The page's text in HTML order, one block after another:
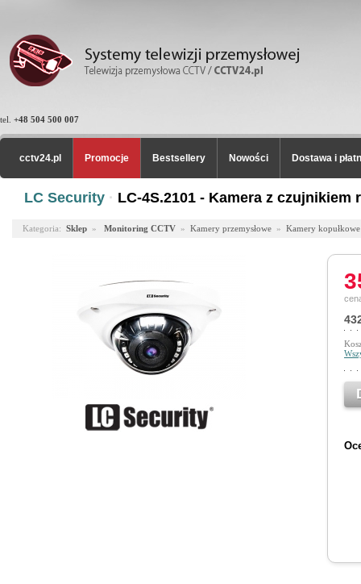
tel. +48 504 500 007
cctv24.pl Promocje Bestsellery Nowości Dostawa i
LC Security · LC-4S.2101 - Kamera z czujnikiem
Kategoria: Sklep » Monitoring CCTV » Kamery przemysłowe » Kamery kopułkowe